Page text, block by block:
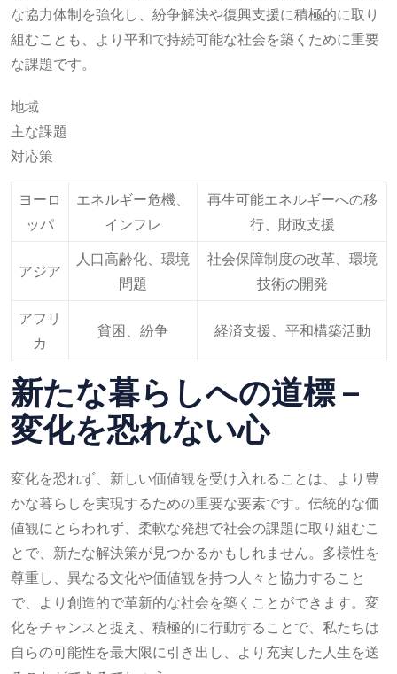
な協力体制を強化し、紛争解決や復興支援に積極的に取り
組むことも、より平和で持続可能な社会を築くために重要
な課題です。
地域
主な課題
対応策
ヨーロ
ッパ
エネルギー危機、
インフレ
再生可能エネルギーへの移
行、財政支援
アジア
人口高齢化、環境
問題
社会保障制度の改革、環境
技術の開発
アフリ
カ
貧困、紛争 経済支援、平和構築活動
新たな暮らしへの道標 –
変化を恐れない心
変化を恐れず、新しい価値観を受け入れることは、より豊
かな暮らしを実現するための重要な要素です。伝統的な価
値観にとらわれず、柔軟な発想で社会の課題に取り組むこ
とで、新たな解決策が見つかるかもしれません。多様性を
尊重し、異なる文化や価値観を持つ人々と協力すること
で、より創造的で革新的な社会を築くことができます。変
化をチャンスと捉え、積極的に行動することで、私たちは
自らの可能性を最大限に引き出し、より充実した人生を送